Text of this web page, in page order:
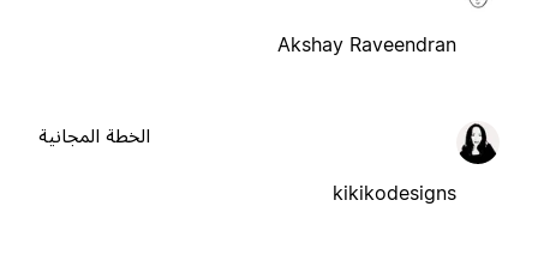
Akshay Raveendran
kikikodesigns
الخطة المجانية